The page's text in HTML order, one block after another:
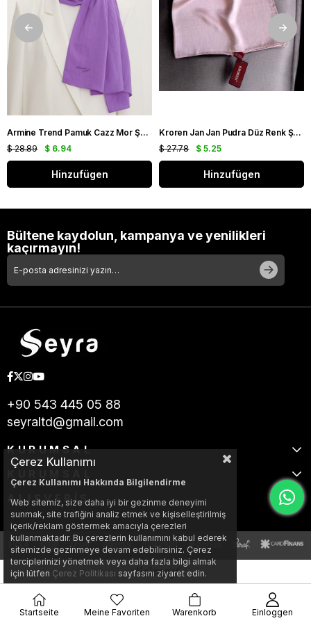
Armine Trend Pamuk Cazz Mor Şal 21210
$ 6.94
$ 28.89
Hinzufügen
Kroren Jan Jan Pudra Düz Renk Şal 7301-110
$ 5.25
$ 27.78
Hinzufügen
Bültene kaydolun, kampanya ve yenilikleri
kaçırmayın!
+90 543 445 05 88
seyraltd@gmail.com
KURUMSAL
ALIŞVERİŞ
Çerez Kullanımı
Çerez Kullanımı Hakkında Bilgilendirme
Web sitemiz, size daha iyi bir gezinme deneyimi
sunmak, site trafiğini analiz etmek ve kişiselleştirilmiş
içerik/reklam göstermek amacıyla çerezleri
kullanmaktadır. Bu çerezlerin kullanımını kabul ederek
sitemizde gezinmeye devam edebilirsiniz. Çerez
terciplerinizi yönetmek veya daha fazla bilgi almak
için lütfen Çerez Politikası sayfasını ziyaret edin.
Startseite Meine Favoriten Warenkorb Einloggen